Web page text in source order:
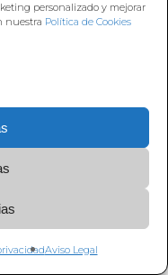
personalizado y mejorar
nuestra Política de Cookies
Aviso Legal